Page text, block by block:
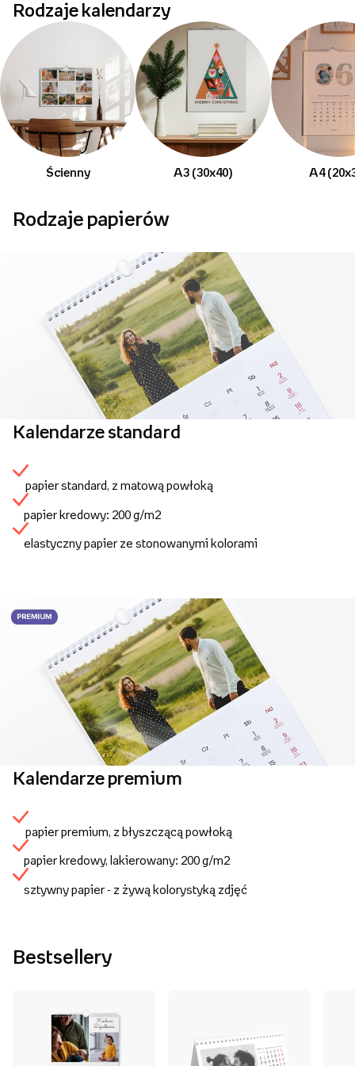
Rodzaje kalendarzy
Ścienny A3 (30x40) A4
Rodzaje papierów
Kalendarze standard
papier standard, z matową powłoką
papier kredowy: 200 g/m2
elastyczny papier ze stonowanymi kolorami
Kalendarze premium
papier premium, z błyszczącą powłoką
papier kredowy, lakierowany: 200 g/m2
sztywny papier - z żywą kolorystyką zdjęć
Bestsellery